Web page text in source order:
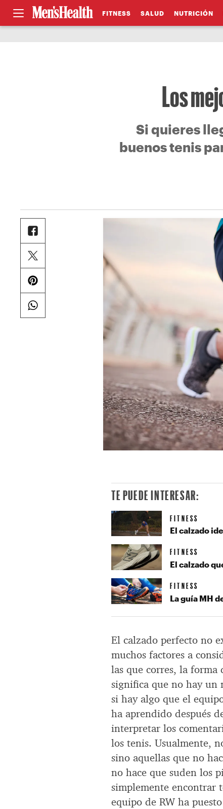
FITNESS SALUD NUTRICIÓN
Los
Si quieres
buenos tenis
El calzado perfecto no
muchos factores a
las que corres, la forma
significa que no hay un
si hay algo que el
ha aprendido después
interpretar los
los tenis. Usualmente,
sino aquellas que no
no hace que suden los
simplemente encontrar
equipo de RW ha
TE PUEDE INTERESAR:
FITNESS
El calzado
FITNESS
El calzado
FITNESS
La guía MH